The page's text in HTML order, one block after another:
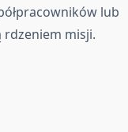
lub
rdzeniem misji.